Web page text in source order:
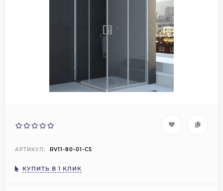
АРТИКУЛ: RV11-80-01-C5
КУПИТЬ В 1 КЛИК